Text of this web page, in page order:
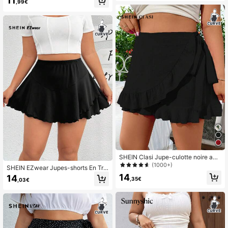
,99€
SHEIN EZwear Jupes-shorts En Tric
ot Noir Grande Taille Pour Femmes
14 ,03€
SHEIN Clasi Jupe-culotte noire am
ple avec volant et style cache-cœu
(1000+)
14 ,35€